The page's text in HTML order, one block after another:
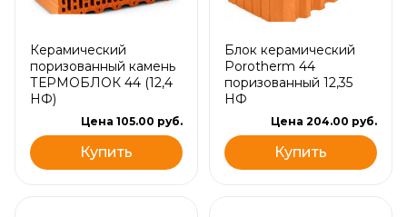
Керамический
поризованный камень
ТЕРМОБЛОК 44 (12,4
НФ)
Цена 105.00 руб.
Купить
Блок керамический
Porotherm 44
поризованный 12,35
НФ
Цена 204.00 руб.
Купить